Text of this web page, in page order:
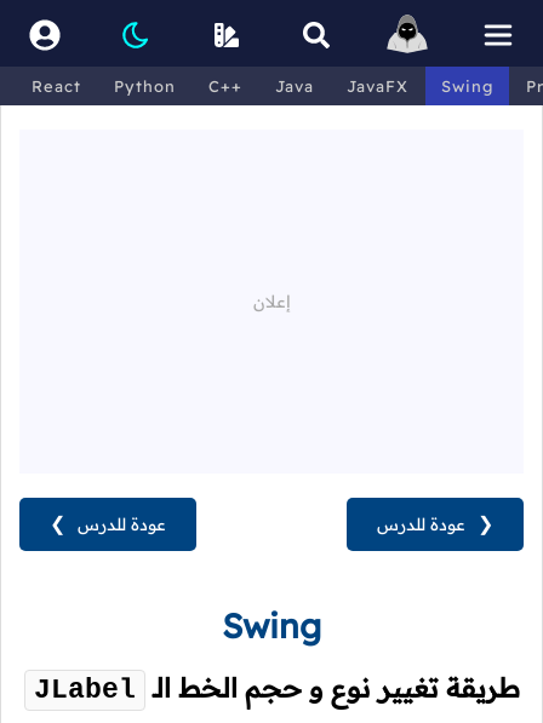
React Python C++ Java JavaFX Swing
عودة للدرس ❯ ❮ عودة للدرس
Swing
طريقة تغيير نوع و حجم الخط الـ JLabel